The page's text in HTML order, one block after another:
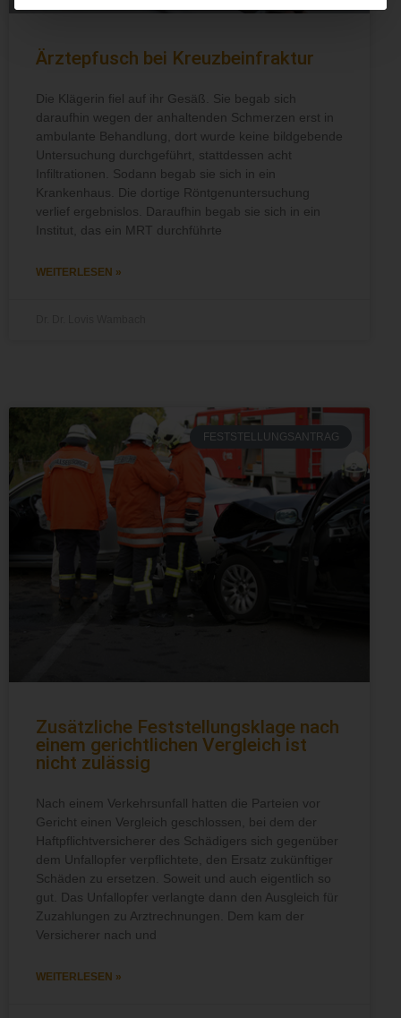
Ärztepfusch bei Kreuzbeinfraktur
Die Klägerin fiel auf ihr Gesäß. Sie begab sich
daraufhin wegen der anhaltenden Schmerzen erst in
ambulante Behandlung, dort wurde keine bildgebende
Untersuchung durchgeführt, stattdessen acht
Infiltrationen. Sodann begab sie sich in ein
Krankenhaus. Die dortige Röntgenuntersuchung
verlief ergebnislos. Daraufhin begab sie sich in ein
Institut, das ein MRT durchführte
WEITERLESEN »
FESTSTELLUNGSANTRAG
Zusätzliche Feststellungsklage nach
einem gerichtlichen Vergleich ist
nicht zulässig
Nach einem Verkehrsunfall hatten die Parteien vor
Gericht einen Vergleich geschlossen, bei dem der
Haftpflichtversicherer des Schädigers sich gegenüber
dem Unfallopfer verpflichtete, den Ersatz zukünftiger
Schäden zu ersetzen. Soweit und auch eigentlich so
gut. Das Unfallopfer verlangte dann den Ausgleich für
Zuzahlungen zu Arztrechnungen. Dem kam der
Versicherer nach und
WEITERLESEN »